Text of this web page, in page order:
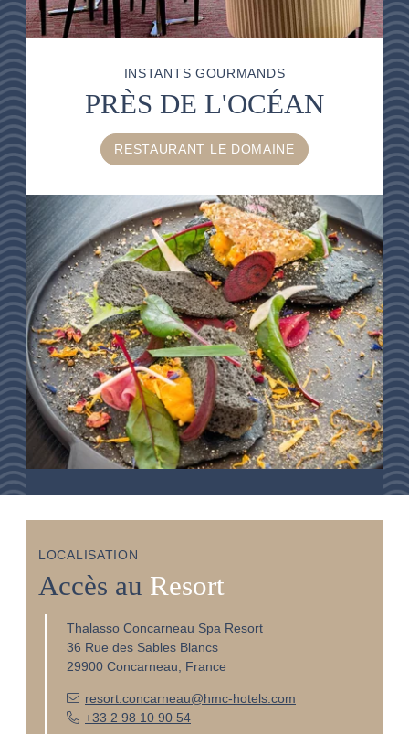
INSTANTS GOURMANDS
PRÈS DE L'OCÉAN
RESTAURANT LE DOMAINE
LOCALISATION
Accès au Resort
Thalasso Concarneau Spa Resort
36 Rue des Sables Blancs
29900 Concarneau, France
resort.concarneau@hmc-hotels.com
+33 2 98 10 90 54
BONS PLANS